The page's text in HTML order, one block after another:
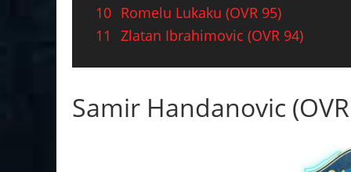
10 Romelu Lukaku (OVR 95)
11
Zlatan Ibrahimovic (OVR 94)
Samir Handanovic